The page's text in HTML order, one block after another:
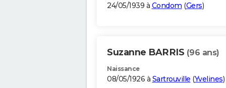
24/05/1939 à Condom (Gers)
Suzanne BARRIS (96 ans)
Naissance
08/05/1926 à Sartrouville (Yvelines)